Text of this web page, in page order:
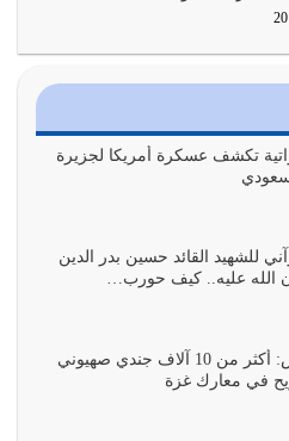
في…
لمعرفة رسول الله معرفة سيرته
هنا اترك القرآن على أصله
على…
معناه أن تكون نقاط الضعف
إذا…
خير امة أخرجت للناس بالنهوض
تكشف عسكرة أمريكا لجزيرة
سعودي
للشهيد القائد حسين بدر الدين
الله عليه.. كيف حورب…
صحيفة هآرتس: أكثر من 10 آلاف جندي صهيوني
في معارك غزة